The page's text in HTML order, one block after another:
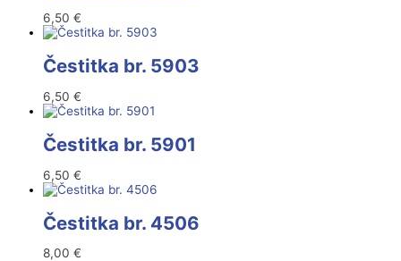
6,50 €
Čestitka br. 5903
6,50 €
Čestitka br. 5901
6,50 €
Čestitka br. 4506
8,00 €